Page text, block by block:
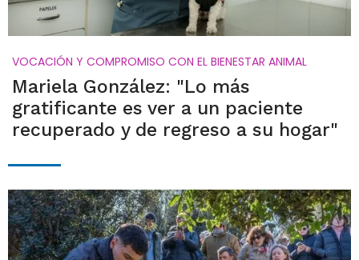
VOCACIÓN Y COMPROMISO CON EL BIENESTAR ANIMAL
Mariela González: "Lo más
gratificante es ver a un paciente
recuperado y de regreso a su hogar"